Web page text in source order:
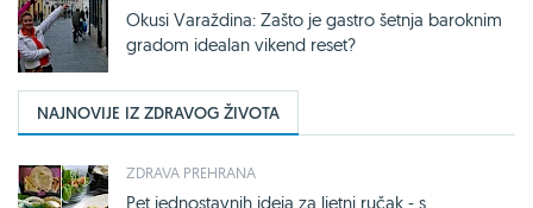
Okusi Varaždina: Zašto je gastro šetnja baroknim
gradom idealan vikend reset?
NAJNOVIJE IZ ZDRAVOG ŽIVOTA
ZDRAVA PREHRANA
Pet jednostavnih ideja za ljetni ručak - s